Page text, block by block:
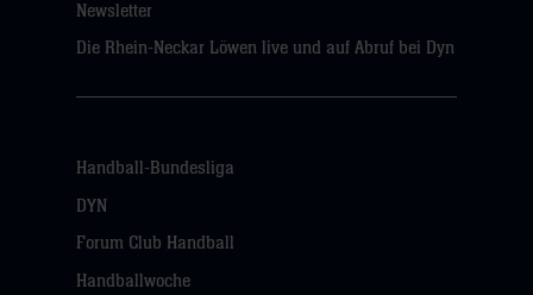
Newsletter
Die Rhein-Neckar Löwen live und auf Abruf bei Dyn
Handball-Bundesliga
DYN
Forum Club Handball
Handballwoche